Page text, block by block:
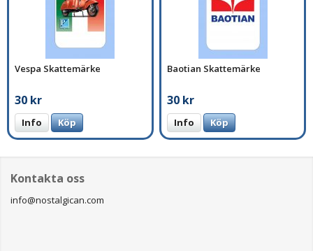
Vespa Skattemärke
30 kr
Info Köp
Baotian Skattemärke
30 kr
Info Köp
Kontakta oss
info@nostalgican.com